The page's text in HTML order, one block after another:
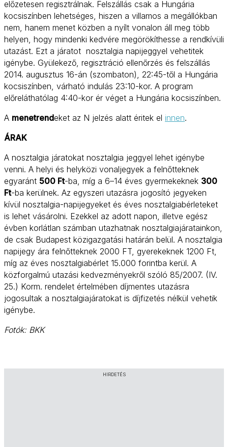
előzetesen regisztrálnak. Felszállás csak a Hungária
kocsiszínben lehetséges, hiszen a villamos a megállókban
nem, hanem menet közben a nyílt vonalon áll meg több
helyen, hogy mindenki kedvére megörökíthesse a rendkívüli
utazást. Ezt a járatot nosztalgia napijeggyel vehetitek
igénybe. Gyülekező, regisztráció ellenőrzés és felszállás
2014. augusztus 16-án (szombaton), 22:45-től a Hungária
kocsiszínben, várható indulás 23:10-kor. A program
előreláthatólag 4:40-kor ér véget a Hungária kocsiszínben.
A menetrendeket az N jelzés alatt éritek el innen.
ÁRAK
A nosztalgia járatokat nosztalgia jeggyel lehet igénybe
venni. A helyi és helyközi vonaljegyek a felnőtteknek
egyaránt 500 Ft-ba, míg a 6–14 éves gyermekeknek 300
Ft-ba kerülnek. Az egyszeri utazásra jogosító jegyeken
kívül nosztalgia-napijegyeket és éves nosztalgiabérleteket
is lehet vásárolni. Ezekkel az adott napon, illetve egész
évben korlátlan számban utazhatnak nosztalgiajáratainkon,
de csak Budapest közigazgatási határán belül. A nosztalgia
napijegy ára felnőtteknek 2000 FT, gyerekeknek 1200 Ft,
míg az éves nosztalgiabérlet 15.000 forintba kerül. A
közforgalmú utazási kedvezményekről szóló 85/2007. (IV.
25.) Korm. rendelet értelmében díjmentes utazásra
jogosultak a nosztalgiajáratokat is díjfizetés nélkül vehetik
igénybe.
Fotók: BKK
HIRDETÉS